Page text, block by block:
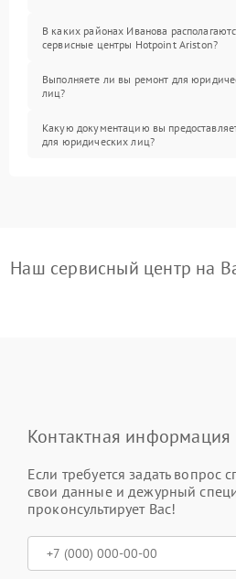
В каких районах Иванова
сервисные центры Hotpoint Ariston?
Выполняете ли вы ремонт для
лиц?
Какую документацию вы
для юридических лиц?
Наш сервисный центр на
Контактная информация
Если требуется задать вопрос
свои данные и дежурный
проконсультирует Вас!